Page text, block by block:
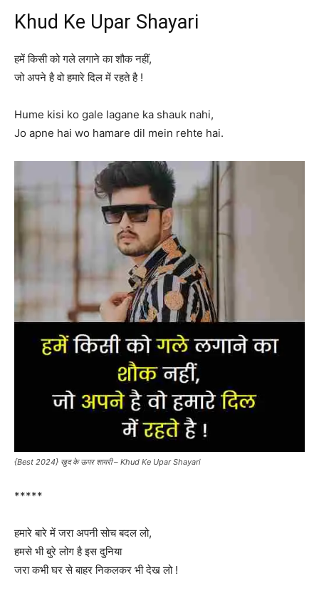
Khud Ke Upar Shayari
हमें किसी को गले लगाने का शौक नहीं,
जो अपने है वो हमारे दिल में रहते है !
Hume kisi ko gale lagane ka shauk nahi,
Jo apne hai wo hamare dil mein rehte hai.
{Best 2024} खुद के ऊपर शायरी – Khud Ke Upar Shayari
*****
हमारे बारे में जरा अपनी सोच बदल लो,
हमसे भी बुरे लोग है इस दुनिया
जरा कभी घर से बाहर निकलकर भी देख लो !